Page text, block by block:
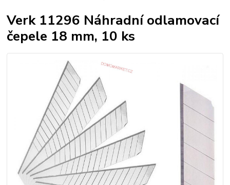
Verk 11296 Náhradní odlamovací
čepele 18 mm, 10 ks